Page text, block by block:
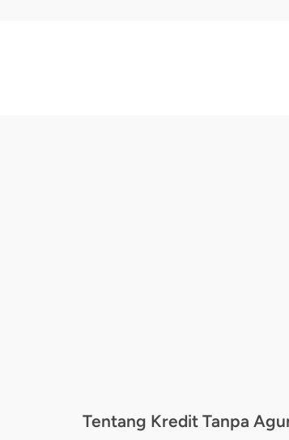
Tentang Kredit Tanpa